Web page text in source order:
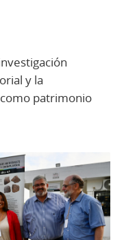
y la
patrimonio